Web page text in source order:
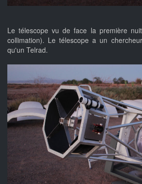
Le télescope vu de face la première
collimation). Le télescope a un
qu'un Telrad.